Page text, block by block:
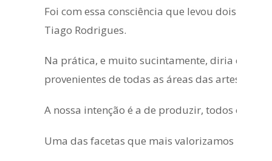
Foi com essa consciência que levou dois
Tiago Rodrigues.
Na prática, e muito sucintamente, diria que
provenientes de todas as áreas das artes
A nossa intenção é a de produzir, todos os
Uma das facetas que mais valorizamos neste